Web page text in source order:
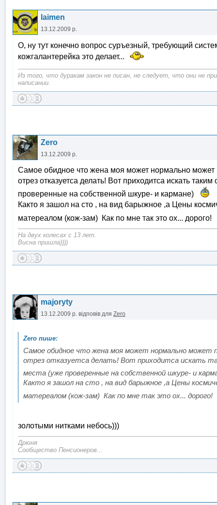
laimen
13.12.2009 р.
О, ну тут конечно вопрос суръезный, требующий
кожгалантерейка это делает...
Из того, что дуракам закон не писан, не следует, что они не
написании.
Zero
13.12.2009 р.
Самое обидное что жена моя может нормально
отрез отказуетса делать! Вот приходитса искать
проверенные на собственной шкуре- и кармане)
Както я зашол на сто , на вид барыжное ,а Цены
матереалом (кож-зам) Как по мне так это ох... дорого!
На двух колесах с 13 лет.
Висна пришла))))
majoryty
13.12.2009 р. відповів для Zero
Самое обидное что жена моя может нормально
отрез отказуетса делать! Вот приходитса искать
места (уже проверенные на собственной шкуре- и
Както я зашол на сто , на вид барыжное ,а Цены
матереалом (кож-зам) Как по мне так это ох... дорого!
золотыми нитками небось)))
Дрюня
Сообщество Пенсионеров...